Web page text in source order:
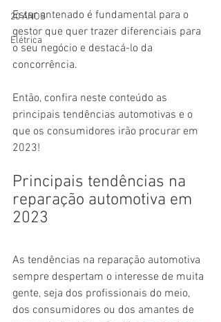
20 ANOS
Elétrica
Estar antenado é fundamental para o
gestor que quer trazer diferenciais para
o seu negócio e destacá-lo da
concorrência.
Então, confira neste conteúdo as
principais tendências automotivas e o
que os consumidores irão procurar em
2023!
Principais tendências na
reparação automotiva em
2023
As tendências na reparação automotiva
sempre despertam o interesse de muita
gente, seja dos profissionais do meio,
dos consumidores ou dos amantes de